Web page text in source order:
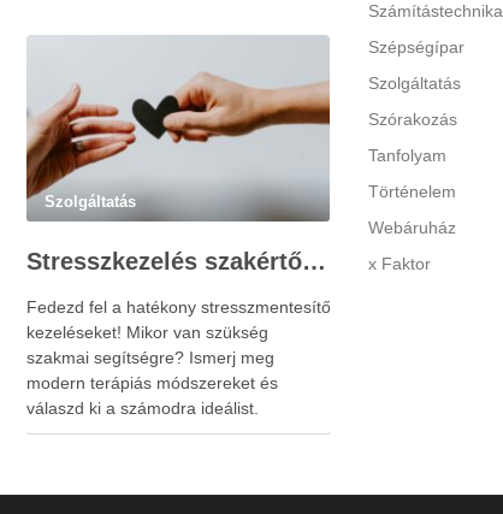
Szolgáltatás
Stresszkezelés szakértőkkel: Corvin Pszichológia – a modern terápiás megoldások útmutatója
Fedezd fel a hatékony stresszmentesítő
kezeléseket! Mikor van szükség
szakmai segítségre? Ismerj meg
modern terápiás módszereket és
válaszd ki a számodra ideálist.
Számítástechnika
Szépségípar
Szolgáltatás
Szórakozás
Tanfolyam
Történelem
Webáruház
x Faktor